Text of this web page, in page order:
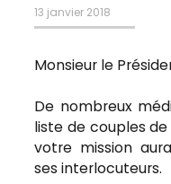
Publié
le
13 janvier 2018
Monsieur le
De nombreux
liste de couples
votre mission
ses interlocuteurs.